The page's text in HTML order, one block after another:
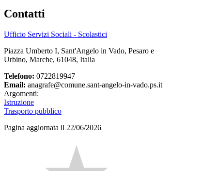
Contatti
Ufficio Servizi Sociali - Scolastici
Piazza Umberto I, Sant'Angelo in Vado, Pesaro e
Urbino, Marche, 61048, Italia
Telefono: 0722819947
Email: anagrafe@comune.sant-angelo-in-vado.ps.it
Argomenti:
Istruzione
Trasporto pubblico
Pagina aggiornata il 22/06/2026